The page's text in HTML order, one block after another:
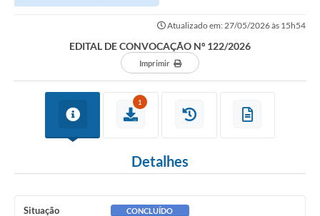
Atualizado em: 27/05/2026 às 15h54
EDITAL DE CONVOCAÇÃO Nº 122/2026
Imprimir
1
Detalhes
Situação CONCLUÍDO